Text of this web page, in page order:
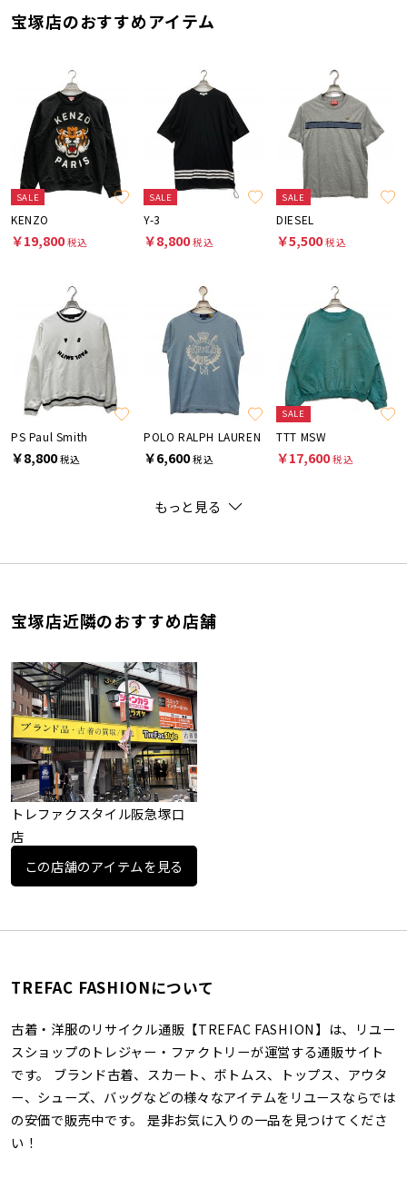
宝塚店のおすすめアイテム
SALE
KENZO
￥19,800税込
SALE
Y-3
￥8,800税込
SALE
DIESEL
￥5,500税込
PS Paul Smith
￥8,800税込
POLO RALPH LAUREN
￥6,600税込
SALE
TTT MSW
￥17,600税込
もっと見る
宝塚店近隣のおすすめ店舗
トレファクスタイル阪急塚口
店
この店舗のアイテムを見る
TREFAC FASHIONについて
古着・洋服のリサイクル通販【TREFAC FASHION】は、リユー
スショップのトレジャー・ファクトリーが運営する通販サイト
です。 ブランド古着、スカート、ボトムス、トップス、アウタ
ー、シューズ、バッグなどの様々なアイテムをリユースならでは
の安価で販売中です。 是非お気に入りの一品を見つけてくださ
い！